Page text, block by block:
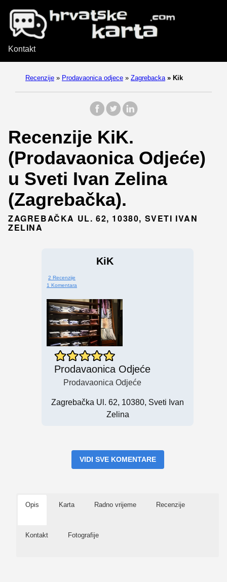
Kontakt
Recenzije » Prodavaonica odjece » Zagrebacka » Kik
Recenzije KiK.
(Prodavaonica Odjeće)
u Sveti Ivan Zelina
(Zagrebačka).
ZAGREBAČKA UL. 62, 10380, SVETI IVAN
ZELINA
KiK
2 Recenzije
1 Komentara
Prodavaonica Odjeće
Prodavaonica Odjeće
Zagrebačka Ul. 62, 10380, Sveti Ivan
Zelina
VIDI SVE KOMENTARE
Opis Karta Radno vrijeme Recenzije
Kontakt Fotografije